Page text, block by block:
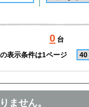
0 台
表示条件は1ページ
ません。